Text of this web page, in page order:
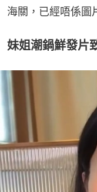
海關，已經唔係圖
妹姐潮鍋鮮發片